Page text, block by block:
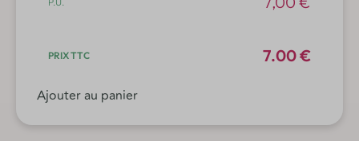
7.00 €
Ajouter au panier